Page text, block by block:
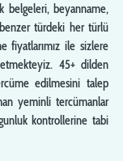
belgeleri, beyanname,
türdeki her türlü
fiyatlarımız ile sizlere
45+ dilden
edilmesini talep
yeminli tercümanlar
kontrollerine tabi